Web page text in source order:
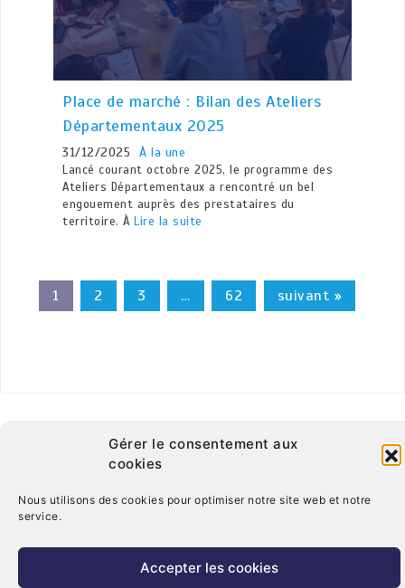
Gérer le consentement aux
cookies
Nous utilisons des cookies pour optimiser notre site web et notre
service.
Accepter les cookies
Place de marché : Bilan des Ateliers
Départementaux 2025
31/12/2025 À la une
Lancé courant octobre 2025, le programme des
Ateliers Départementaux a rencontré un bel
engouement auprès des prestataires du
territoire. ÀLire la suite
1 2 3 … 62 suivant »
Qui sommes nous ? Mentions légales Politique de cookies (UE)